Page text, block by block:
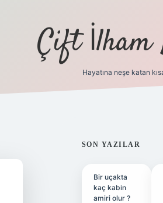
Çift İlham
Hayatına neşe katan
SON YAZILAR
Bir uçakta
kaç kabin
amiri olur ?